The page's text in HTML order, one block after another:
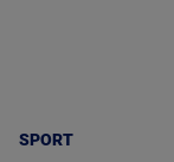
SPORT